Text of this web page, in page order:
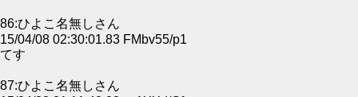
86:ひよこ名無しさん
15/04/08 02:30:01.83 FMbv55/p1
てす
87:ひよこ名無しさん